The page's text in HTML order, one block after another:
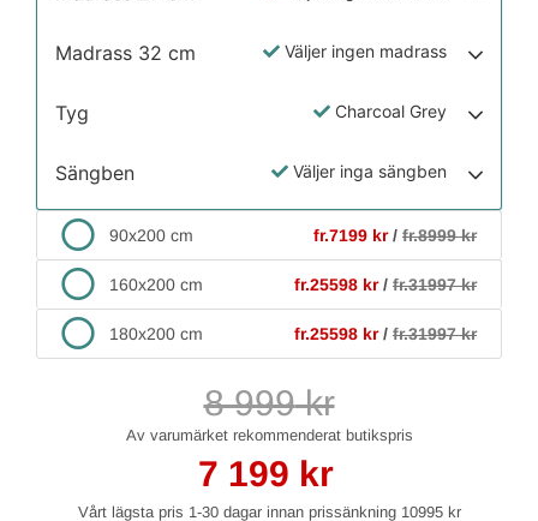
Madrass 32 cm Väljer ingen madrass
Tyg Charcoal Grey
Sängben Väljer inga sängben
90x200 cm fr.7199 kr/ fr.8999 kr
160x200 cm fr.25598 kr/ fr.31997 kr
180x200 cm fr.25598 kr/ fr.31997 kr
8 999kr
7 199 kr
Vårt lägsta pris 1-30 dagar innan prissänkning 10995 kr